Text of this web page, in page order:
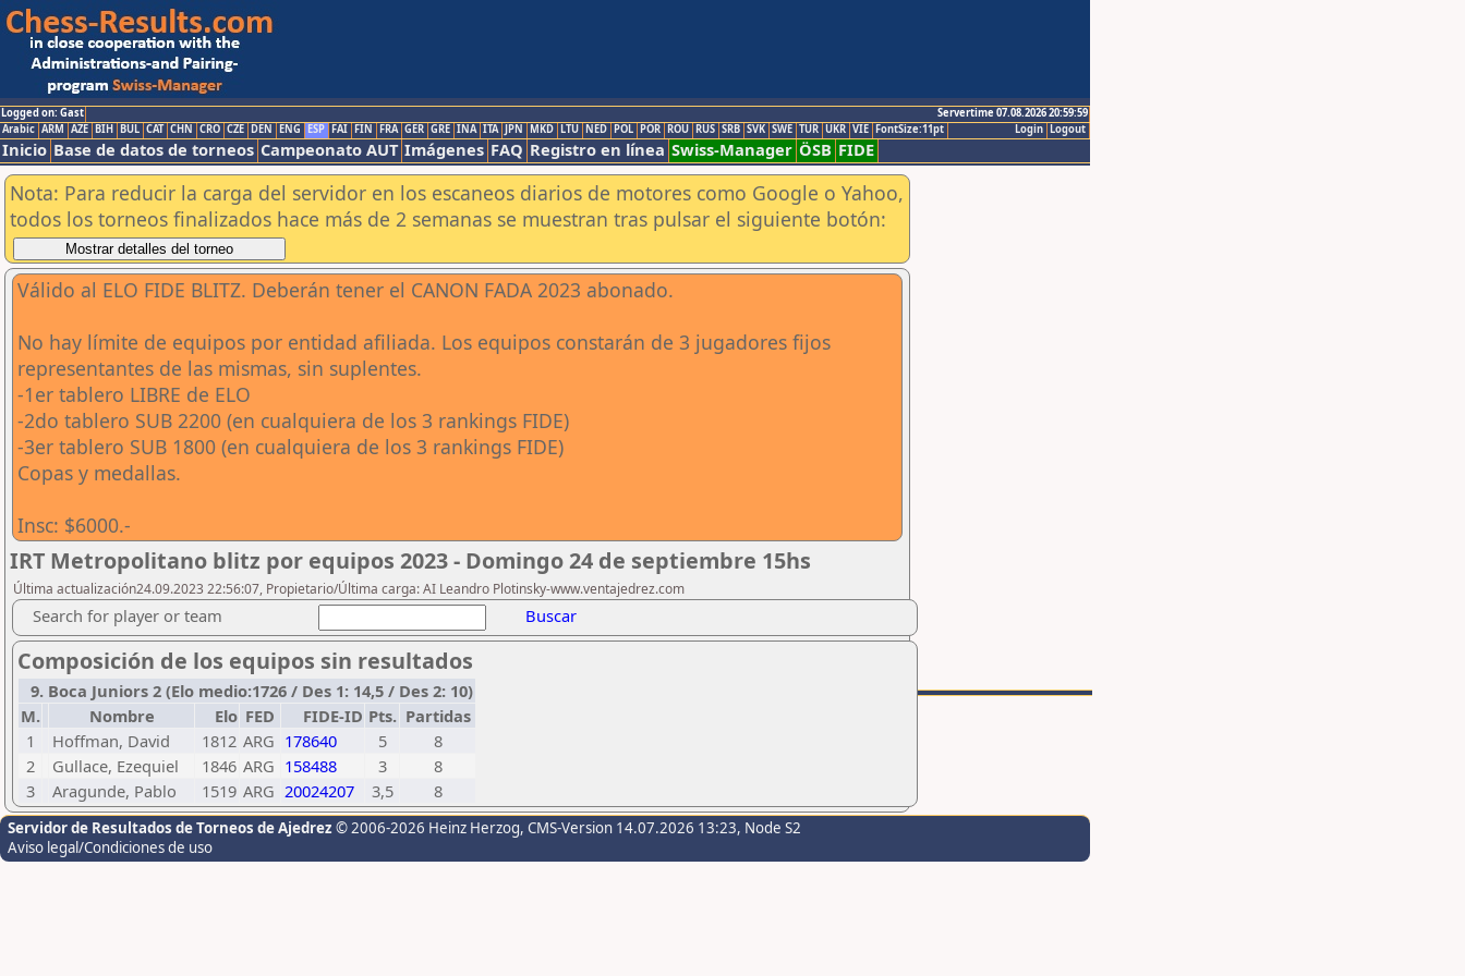
Logged on: Gast
Servertime 07.08.2026 20:59:59
Logout
Login
Arabic ARM AZE BIH BUL CAT CHN CRO CZE DEN ENG ESP FAI FIN FRA GER GRE INA ITA JPN MKD LTU NED POL POR ROU RUS SRB SVK SWE TUR UKR VIE FontSize:11pt
Inicio Base de datos de torneos Campeonato AUT Imágenes FAQ Registro en línea Swiss-Manager ÖSB FIDE
Nota: Para reducir la carga del servidor en los escaneos diarios de motores como Google o Yahoo,
todos los torneos finalizados hace más de 2 semanas se muestran tras pulsar el siguiente botón:
Válido al ELO FIDE BLITZ. Deberán tener el CANON FADA 2023 abonado.
No hay límite de equipos por entidad afiliada. Los equipos constarán de 3 jugadores fijos
representantes de las mismas, sin suplentes.
-1er tablero LIBRE de ELO
-2do tablero SUB 2200 (en cualquiera de los 3 rankings FIDE)
-3er tablero SUB 1800 (en cualquiera de los 3 rankings FIDE)
Copas y medallas.
Insc: $6000.-
IRT Metropolitano blitz por equipos 2023 - Domingo 24 de septiembre 15hs
Última actualización24.09.2023 22:56:07, Propietario/Última carga: AI Leandro Plotinsky-www.ventajedrez.com
Search for player or team Buscar
Composición de los equipos sin resultados
9. Boca Juniors 2 (Elo medio:1726 / Des 1: 14,5 / Des 2: 10)
M.
Nombre Elo FED FIDE-ID Pts. Partidas
1
Hoffman, David 1812 ARG 178640 5
8
2
Gullace, Ezequiel 1846 ARG 158488 3
8
3
Aragunde, Pablo 1519 ARG 20024207 3,5 8
Servidor de Resultados de Torneos de Ajedrez © 2006-2026 Heinz Herzog, CMS-Version 14.07.2026 13:23, Node S2
Aviso legal/Condiciones de uso